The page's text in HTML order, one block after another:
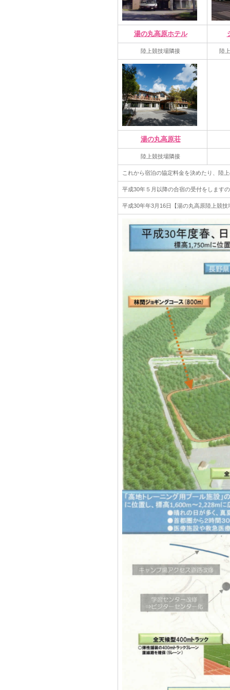
湯の丸高原ホテル
陸上競技場隣接 陸
湯の丸高原荘
陸上競技場隣接
これから宿泊の協定料金を決めたり、陸
平成30年５月以降の合宿の受付をします
平成30年年3月16日 【湯の丸高原陸上競